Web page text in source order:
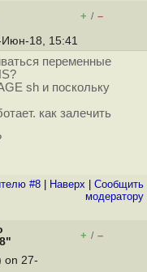
+ / –
Июн-18, 15:41
переменные
sh и поскольку
как залечить
#8 Наверх
Cообщить
модератору
+ / –
on 27-